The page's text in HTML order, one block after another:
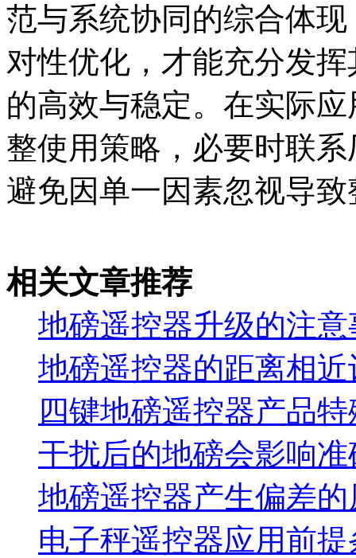
范与系统协同的综合体
对性优化，才能充分发
的高效与稳定。在实际
整使用策略，必要时联
避免因单一因素忽视导
相关文章推荐
地磅遥控器升级的注意
地磅遥控器的距离相近
四键地磅遥控器产品
干扰后的地磅会影响准
地磅遥控器产生偏差的
电子秤遥控器应用前提